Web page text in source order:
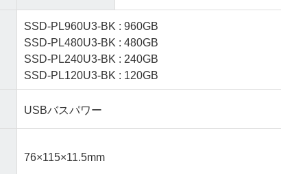
SSD-PL960U3-BK : 960GB
SSD-PL480U3-BK : 480GB
SSD-PL240U3-BK : 240GB
SSD-PL120U3-BK : 120GB
USBバスパワー
76×115×11.5mm